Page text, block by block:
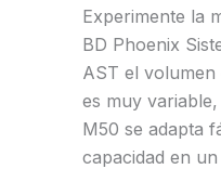
Experimente la
BD Phoenix
AST el
es muy
M50 se adapta
capacidad en